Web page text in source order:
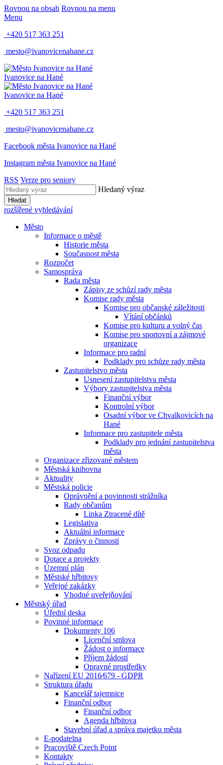
Rovnou na obsah Rovnou na menu
Menu
+420 517 363 251
mesto@ivanovicenahane.cz
Ivanovice na Hané
Ivanovice na Hané
+420 517 363 251
mesto@ivanovicenahane.cz
Facebook města Ivanovice na Hané
Instagram města Ivanovice na Hané
RSS Verze pro seniory
Hledaný výraz
Hledat
rozšířené vyhledávání
Město
Informace o městě
Historie města
Současnost města
Rozpočet
Samospráva
Rada města
Zápisy ze schůzí rady města
Komise rady města
Komise pro občanské záležitosti
Vítání občánků
Komise pro kulturu a volný čas
Komise pro sportovní a zájmové
organizace
Informace pro radní
Podklady pro schůze rady města
Zastupitelstvo města
Usnesení zastupitelstva města
Výbory zastupitelstva města
Finanční výbor
Kontrolní výbor
Osadní výbor ve Chvalkovicích na
Hané
Informace pro zastupitele města
Podklady pro jednání zastupitelstva
města
Organizace zřizované městem
Městská knihovna
Aktuality
Městská policie
Oprávnění a povinnosti strážníka
Rady občanům
Linka Ztracené dítě
Legislativa
Aktuální informace
Zprávy o činnosti
Svoz odpadu
Dotace a projekty
Územní plán
Městské hřbitovy
Veřejné zakázky
Vhodné uveřejňování
Městský úřad
Úřední deska
Povinné informace
Dokumenty 106
Licenční smlova
Žádost o informace
Příjem žádostí
Opravné prostředky
Nařízení EU 2016⁄679 - GDPR
Struktura úřadu
Kancelář tajemnice
Finanční odbor
Finanční odbor
Agenda hřbitova
Stavební úřad a správa majetku města
E-podatelna
Pracoviště Czech Point
Kontakty